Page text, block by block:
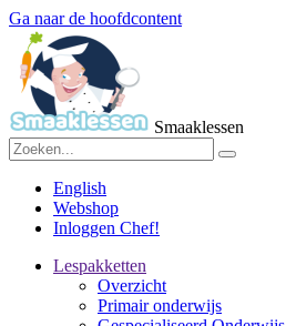
Ga naar de hoofdcontent
Smaaklessen
English
Webshop
Inloggen Chef!
Lespakketten
Overzicht
Primair onderwijs